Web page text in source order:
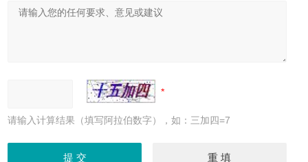
请输入计算结果（填写阿拉伯数字），如：三加四=7